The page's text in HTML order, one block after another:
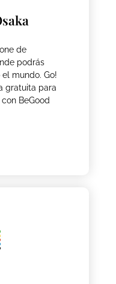
de
podrás
mundo. Go!
gratuita para
BeGood